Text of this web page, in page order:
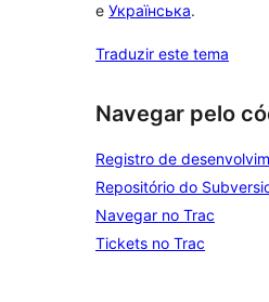
e Українська.
Traduzir este tema
Navegar pelo
Registro de
Repositório do
Navegar no Trac
Tickets no Trac